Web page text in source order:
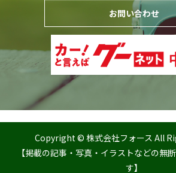
お問い合わせ
Copyright © 株式会社フォース All
【掲載の記事・写真・イラストなどの無
す】